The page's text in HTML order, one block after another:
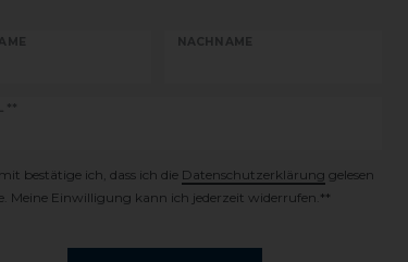
NACHNAME
**
bestätige ich, dass ich die Daten­schutz­erklärung gelesen
Meine Einwilligung kann ich jederzeit widerrufen.**